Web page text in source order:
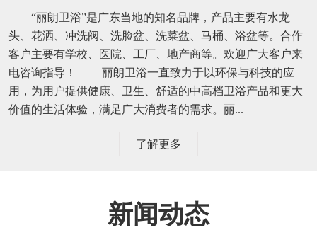
“丽朗卫浴”是广东当地的知名品牌，产品主要有水龙
头、花洒、冲洗阀、洗脸盆、洗菜盆、马桶、浴盆等。合作
客户主要有学校、医院、工厂、地产商等。欢迎广大客户来
电咨询指导！ 丽朗卫浴一直致力于以环保与科技的应
用，为用户提供健康、卫生、舒适的中高档卫浴产品和更大
价值的生活体验，满足广大消费者的需求。丽...
了解更多
新闻动态